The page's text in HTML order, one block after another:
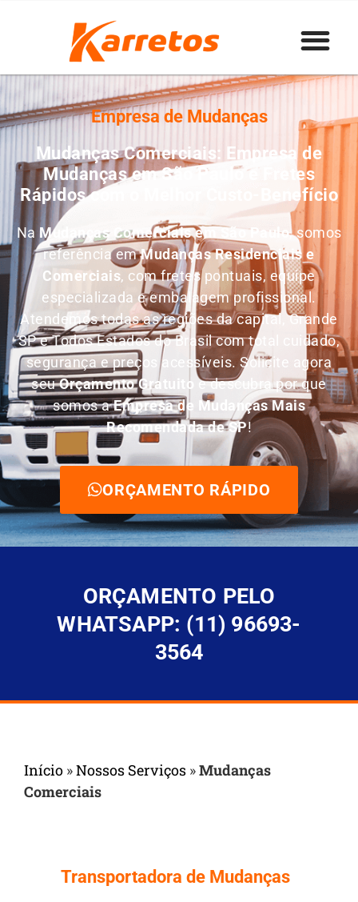
Empresa de Mudanças
Mudanças Comerciais: Empresa de
Mudanças em São Paulo e Fretes
Rápidos com o Melhor Custo-Benefício
Na Mudanças Comerciais em São Paulo, somos
referência emMudanças Residenciais e
Comerciais, com fretes pontuais, equipe
especializada e embalagem profissional.
Atendemos todas as regiões da capital, Grande
SP e Todos Estados do Brasil com total cuidado,
segurança e preços acessíveis. Solicite agora
seuOrçamento Gratuito e descubra por que
somos aEmpresa de Mudanças Mais
Recomendada de SP!
ORÇAMENTO RÁPIDO
ORÇAMENTO PELO
WHATSAPP: (11) 96693-
3564
Início »Nossos Serviços »Mudanças
Comerciais
Transportadora de Mudanças